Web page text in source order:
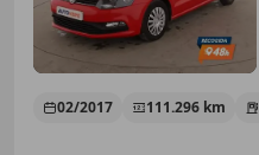
02/2017 111.296 km